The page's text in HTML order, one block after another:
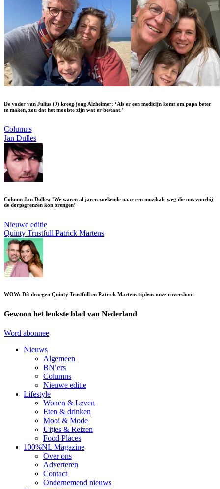
De vader van Julius (9) kreeg jong Alzheimer: ‘Als er een medicijn komt om papa beter
te maken, zou dat het mooiste zijn wat er bestaat.’
Columns
Jan Dulles
Column Jan Dulles: ‘We waren al jaren zoekende naar een muzikale weg die ons voorbij
de dorpsgrenzen kon brengen’
Nieuwe editie
Quinty Trustfull Patrick Martens
WOW: Dít droegen Quinty Trustfull en Patrick Martens tijdens onze covershoot
Gewoon het leukste blad van Nederland
Word abonnee
Nieuws
Algemeen
BN’ers
Columns
Nieuwe editie
Lifestyle
Wonen & Leven
Eten & drinken
Mooi & Mode
Uitjes & Reizen
Food Places
100%NL Magazine
Over ons
Adverteren
Contact
Ondernemend nieuws